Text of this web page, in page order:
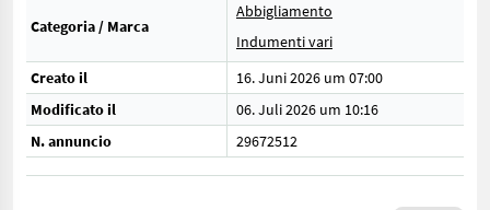
Categoria / Marca
Abbigliamento
Indumenti vari
Creato il
16. Juni 2026 um 07:00
Modificato il
06. Juli 2026 um 10:16
N. annuncio
29672512